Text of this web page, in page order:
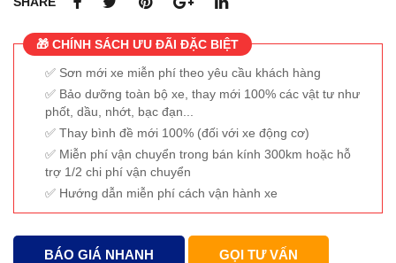
🎁 CHÍNH SÁCH ƯU ĐÃI ĐẶC BIỆT
Sơn mới xe miễn phí theo yêu cầu khách hàng
Bảo dưỡng toàn bộ xe, thay mới 100% các vật tư như
phốt, dầu, nhớt, bạc đạn...
Thay bình đề mới 100% (đối với xe động cơ)
Miễn phí vận chuyển trong bán kính 300km hoặc hỗ
trợ 1/2 chi phí vận chuyển
Hướng dẫn miễn phí cách vận hành xe
BÁO GIÁ NHANH GỌI TƯ VẤN